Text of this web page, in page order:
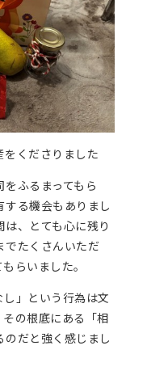
くださりました
ふるまってもら
る機会もありまし
、とても心に残り
でたくさんいただ
らいました。
」という行為は文
の根底にある「相
だと強く感じまし